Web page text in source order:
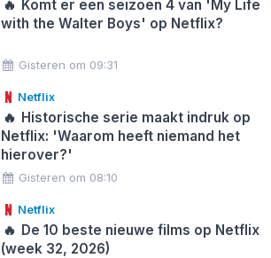
🔥 Komt er een seizoen 4 van 'My Life
with the Walter Boys' op Netflix?
Gisteren om 09:31
Netflix
🔥 Historische serie maakt indruk op
Netflix: 'Waarom heeft niemand het
hierover?'
Gisteren om 08:10
Netflix
🔥 De 10 beste nieuwe films op Netflix
(week 32, 2026)